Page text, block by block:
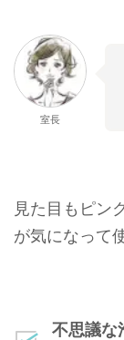
室長
見た目もピン
が気になって
不思議な